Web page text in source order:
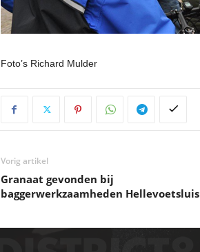
Foto’s Richard Mulder
Vorig artikel
Granaat gevonden bij
baggerwerkzaamheden Hellevoetsluis